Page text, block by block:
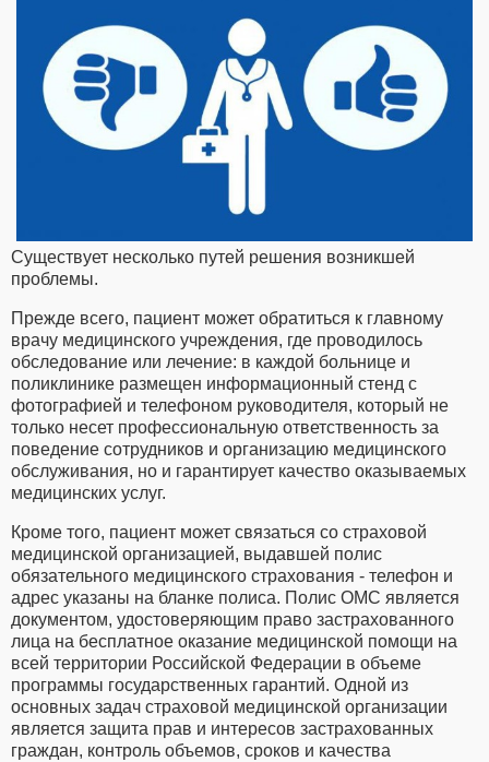
Существует несколько путей решения возникшей
проблемы.
Прежде всего, пациент может обратиться к главному
врачу медицинского учреждения, где проводилось
обследование или лечение: в каждой больнице и
поликлинике размещен информационный стенд с
фотографией и телефоном руководителя, который не
только несет профессиональную ответственность за
поведение сотрудников и организацию медицинского
обслуживания, но и гарантирует качество оказываемых
медицинских услуг.
Кроме того, пациент может связаться со страховой
медицинской организацией, выдавшей полис
обязательного медицинского страхования - телефон и
адрес указаны на бланке полиса. Полис ОМС является
документом, удостоверяющим право застрахованного
лица на бесплатное оказание медицинской помощи на
всей территории Российской Федерации в объеме
программы государственных гарантий. Одной из
основных задач страховой медицинской организации
является защита прав и интересов застрахованных
граждан, контроль объемов, сроков и качества